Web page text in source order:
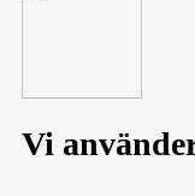
Vi